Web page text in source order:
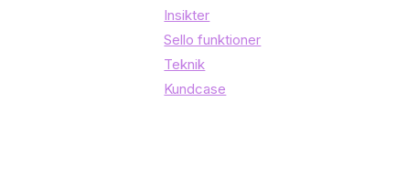
Insikter
Sello funktioner
Teknik
Kundcase